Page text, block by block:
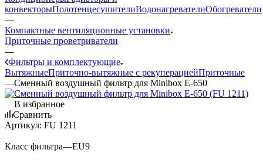
конвекторыПолотенцесушителиВодонагревателиОбогреватели
—
Компактные вентиляционные установки
Приточные проветриватели
—
Фильтры и комплектующие
ВытяжныеПриточно-вытяжные с рекуперациейПриточные
—Сменный воздушный фильтр для Minibox E-650
В избранное
Сравнить
Артикул: FU 1211
Класс фильтра—EU9